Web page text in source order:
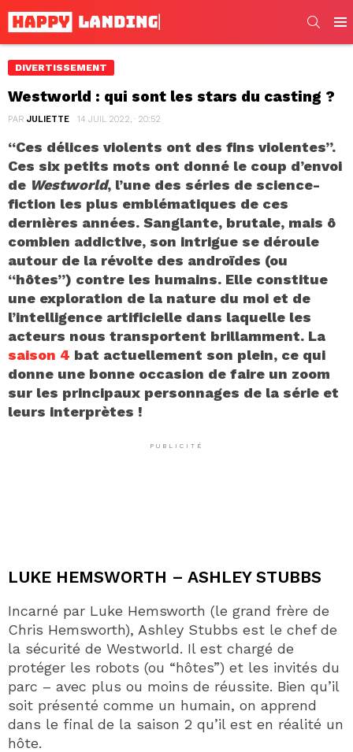
DIVERTISSEMENT
Westworld : qui sont les stars du casting ?
PAR JULIETTE 14 JUIL 2022, · 20:52
“Ces délices violents ont des fins violentes”.
Ces six petits mots ont donné le coup d’envoi
de Westworld, l’une des séries de science-
fiction les plus emblématiques de ces
dernières années. Sanglante, brutale, mais ô
combien addictive, son intrigue se déroule
autour de la révolte des androïdes (ou
“hôtes”) contre les humains. Elle constitue
une exploration de la nature du moi et de
l’intelligence artificielle dans laquelle les
acteurs nous transportent brillamment. La
saison 4 bat actuellement son plein, ce qui
donne une bonne occasion de faire un zoom
sur les principaux personnages de la série et
leurs interprètes !
PUBLICITÉ
LUKE HEMSWORTH – ASHLEY STUBBS
Incarné par Luke Hemsworth (le grand frère de
Chris Hemsworth), Ashley Stubbs est le chef de
la sécurité de Westworld. Il est chargé de
protéger les robots (ou “hôtes”) et les invités du
parc – avec plus ou moins de réussite. Bien qu’il
soit présenté comme un humain, on apprend
dans le final de la saison 2 qu’il est en réalité un
hôte.